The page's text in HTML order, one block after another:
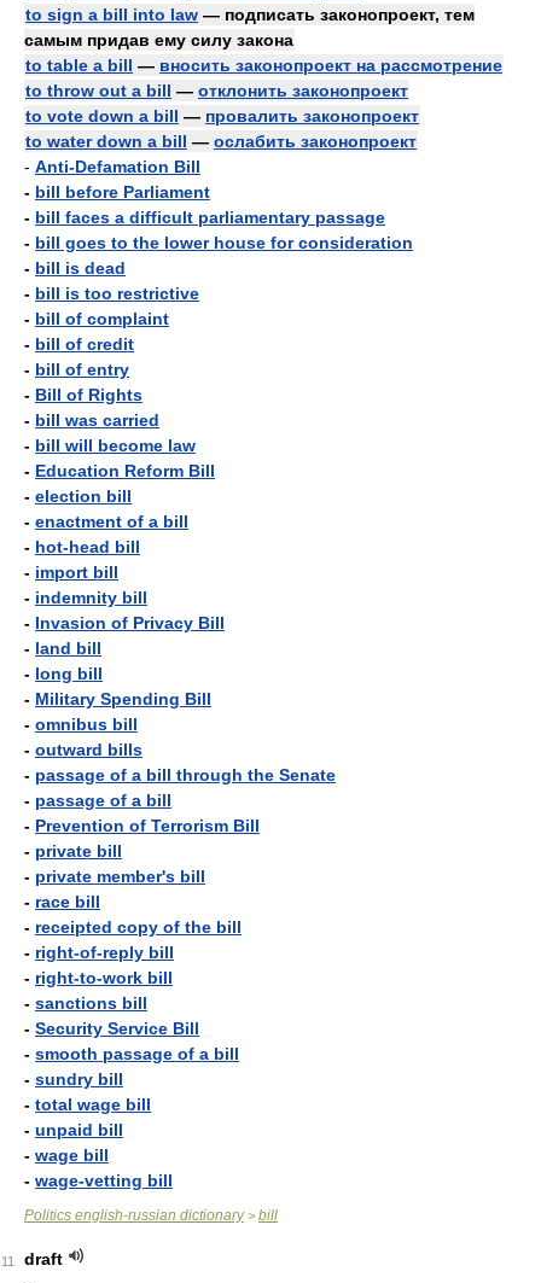
to sign a bill into law — подписать законопроект, тем
самым придав ему силу закона
to table a bill — вносить законопроект на рассмотрение
to throw out a bill — отклонить законопроект
to vote down a bill — провалить законопроект
to water down a bill — ослабить законопроект
- Anti-Defamation Bill
- bill before Parliament
- bill faces a difficult parliamentary passage
- bill goes to the lower house for consideration
- bill is dead
- bill is too restrictive
- bill of complaint
- bill of credit
- bill of entry
- Bill of Rights
- bill was carried
- bill will become law
- Education Reform Bill
- election bill
- enactment of a bill
- hot-head bill
- import bill
- indemnity bill
- Invasion of Privacy Bill
- land bill
- long bill
- Military Spending Bill
- omnibus bill
- outward bills
- passage of a bill through the Senate
- passage of a bill
- Prevention of Terrorism Bill
- private bill
- private member's bill
- race bill
- receipted copy of the bill
- right-of-reply bill
- right-to-work bill
- sanctions bill
- Security Service Bill
- smooth passage of a bill
- sundry bill
- total wage bill
- unpaid bill
- wage bill
- wage-vetting bill
Politics english-russian dictionary> bill
11
draft